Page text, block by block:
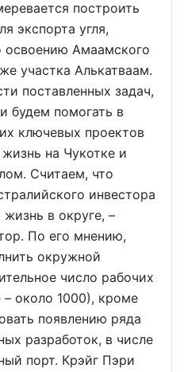
построить
экспорта угля,
освоению Амаамского
участка Алькатваам.
поставленных задач,
будем помогать в
ключевых проектов
на Чукотке и
Считаем, что
инвестора
в округе, –
По его мнению,
окружной
число рабочих
около 1000), кроме
появлению ряда
разработок, в числе
порт. Крэйг Пэри